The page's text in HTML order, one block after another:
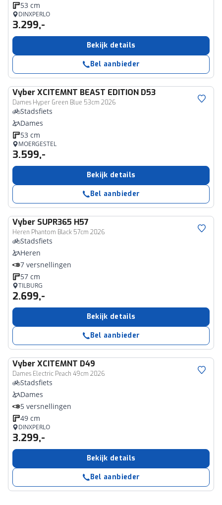
53 cm
DINXPERLO
3.299,-
Bekijk details
Bel aanbieder
VyberXCITEMNT BEAST EDITION D53
Dames Hyper Green Blue 53cm 2026
Stadsfiets
Dames
53 cm
MOERGESTEL
3.599,-
Bekijk details
Bel aanbieder
Vyber SUPR365 H57
Heren Phantom Black 57cm 2026
Stadsfiets
Heren
7 versnellingen
57 cm
TILBURG
2.699,-
Bekijk details
Bel aanbieder
VyberXCITEMNT D49
Dames Electric Peach 49cm 2026
Stadsfiets
Dames
5 versnellingen
49 cm
DINXPERLO
3.299,-
Bekijk details
Bel aanbieder